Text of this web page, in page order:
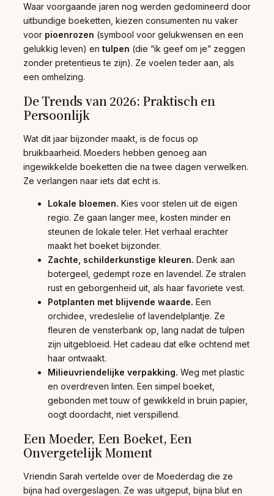
Waar voorgaande jaren nog werden gedomineerd door
uitbundige boeketten, kiezen consumenten nu vaker
voor pioenrozen (symbool voor gelukwensen en een
gelukkig leven) en tulpen (die “ik geef om je” zeggen
zonder pretentieus te zijn). Ze voelen teder aan, als
een omhelzing.
De Trends van 2026: Praktisch en
Persoonlijk
Wat dit jaar bijzonder maakt, is de focus op
bruikbaarheid. Moeders hebben genoeg aan
ingewikkelde boeketten die na twee dagen verwelken.
Ze verlangen naar iets dat echt is.
Lokale bloemen. Kies voor stelen uit de eigen
regio. Ze gaan langer mee, kosten minder en
steunen de lokale teler. Het verhaal erachter
maakt het boeket bijzonder.
Zachte, schilderkunstige kleuren. Denk aan
botergeel, gedempt roze en lavendel. Ze stralen
rust en geborgenheid uit, als haar favoriete vest.
Potplanten met blijvende waarde. Een
orchidee, vredeslelie of lavendelplantje. Ze
fleuren de vensterbank op, lang nadat de tulpen
zijn uitgebloeid. Het cadeau dat elke ochtend met
haar ontwaakt.
Milieuvriendelijke verpakking. Weg met plastic
en overdreven linten. Een simpel boeket,
gebonden met touw of gewikkeld in bruin papier,
oogt doordacht, niet verspillend.
Een Moeder, Een Boeket, Een
Onvergetelijk Moment
Vriendin Sarah vertelde over de Moederdag die ze
bijna had overgeslagen. Ze was uitgeput, bijna blut en